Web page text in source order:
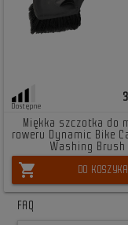
Dostępne
Miękka szczotka do
roweru Dynamic Bike
Washing Brush
shopping_cart DO KOSZYKA
FAQ